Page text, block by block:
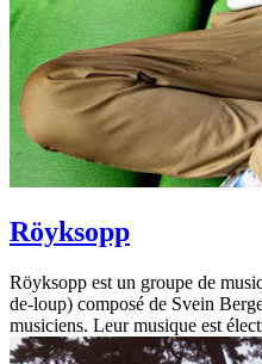
Röyksopp
Röyksopp est un groupe de
de-loup) composé de Svein
musiciens. Leur musique est